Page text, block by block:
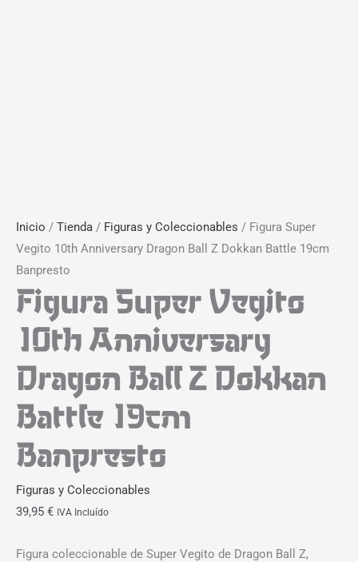
Inicio / Tienda / Figuras y Coleccionables / Figura Super
Vegito 10th Anniversary Dragon Ball Z Dokkan Battle 19cm
Banpresto
Figura Super Vegito
10th Anniversary
Dragon Ball Z Dokkan
Battle 19cm
Banpresto
Figuras y Coleccionables
39,95 € IVA Incluído
Figura coleccionable de Super Vegito de Dragon Ball Z,